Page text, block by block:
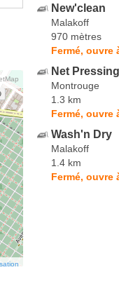
New'clean
Malakoff
970 mètres
Fermé, ouvre
Net Pressing
Montrouge
1.3 km
Fermé, ouvre
Wash'n Dry
Malakoff
1.4 km
Fermé, ouvre